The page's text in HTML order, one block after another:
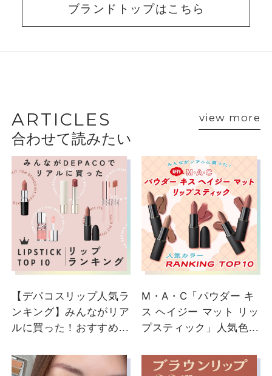
ブランドトップはこちら
VOICE
ショップスタッフ・ブランド担当者のおすす
めをご紹介
松坂屋静岡店
sohui
松坂屋静岡店
ARTICLES view more
合わせて読みたい
【デパコスリップ人気ラ
ンキング】みんながリア
ルに買った！おすすめ...
M・A・C「パウダー キ
ス ヘイジー マット リッ
プスティック」人気色...